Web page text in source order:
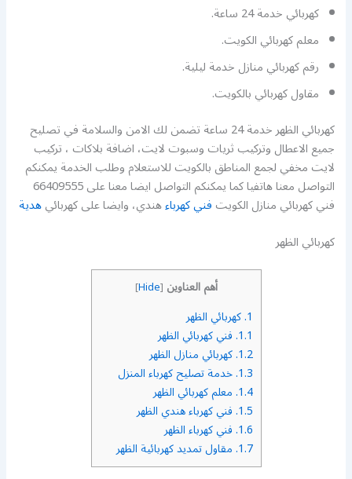
كهربائي خدمة 24 ساعة.
معلم كهربائي الكويت.
رقم كهربائي منازل خدمة ليلية.
مقاول كهربائي بالكويت.
كهربائي الظهر خدمة 24 ساعة تضمن لك الامن والسلامة في تصليح
جميع الاعطال وتركيب ثريات وسبوت لايت، اضافة بلاكات ، تركيب
لايت مخفي لجمع المناطق بالكويت للاستعلام وطلب الخدمة يمكنكم
التواصل معنا هاتفيا كما يمكنكم التواصل ايضا معنا على 66409555
فني كهربائي منازل الكويتفني كهرباءهندي، وايضا على كهربائيهدية
كهربائي الظهر
أهم العناوين [
Hide
]
1. كهربائي الظهر
1.1. فني كهربائي الظهر
1.2. كهربائي منازل الظهر
1.3. خدمة تصليح كهرباء المنزل
1.4. معلم كهربائي الظهر
1.5. فني كهرباء هندي الظهر
1.6. فني كهرباء الظهر
1.7. مقاول تمديد كهربائية الظهر